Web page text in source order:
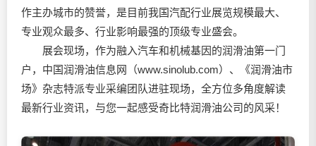
作主办城市的赞誉，是目前我国汽配行业展览规模最大、
专业观众最多、行业影响最强的顶级专业盛会。
展会现场，作为融入汽车和机械基因的润滑油第一门
户，中国润滑油信息网（www.sinolub.com）、《润滑油市
场》杂志特派专业采编团队进驻现场，全方位多角度解读
最新行业资讯，与您一起感受奇比特润滑油公司的风采！